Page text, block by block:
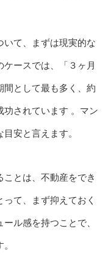
いて、まずは現実的な
ースでは、「３ヶ月
間として最も多く、約
功されています 。マン
安と言えます。
とは、不動産をでき
て、まず抑えておく
ル感を持つことで、